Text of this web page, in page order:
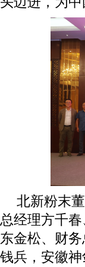
北新粉末
总经理方千
东金松、财
钱兵，安徽